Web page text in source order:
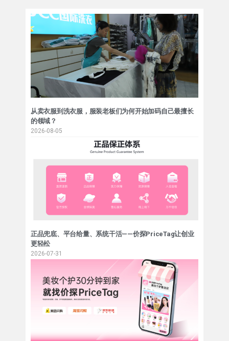
从卖衣服到洗衣服，服装老板们为何开始加码自己最擅长
的领域？
2026-08-05
正品兜底、平台给量、系统干活——价探PriceTag让创业
更轻松
2026-07-31